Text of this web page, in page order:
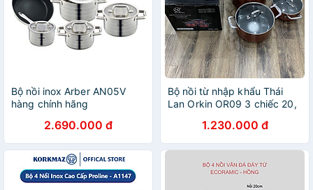
Bộ nồi inox Arber AN05V
hàng chính hãng
2.690.000 đ
Bộ nồi từ nhập khẩu Thái
Lan Orkin OR09 3 chiếc 20,
phủ chống dính nano, hàng
chính hãng
1.230.000 đ